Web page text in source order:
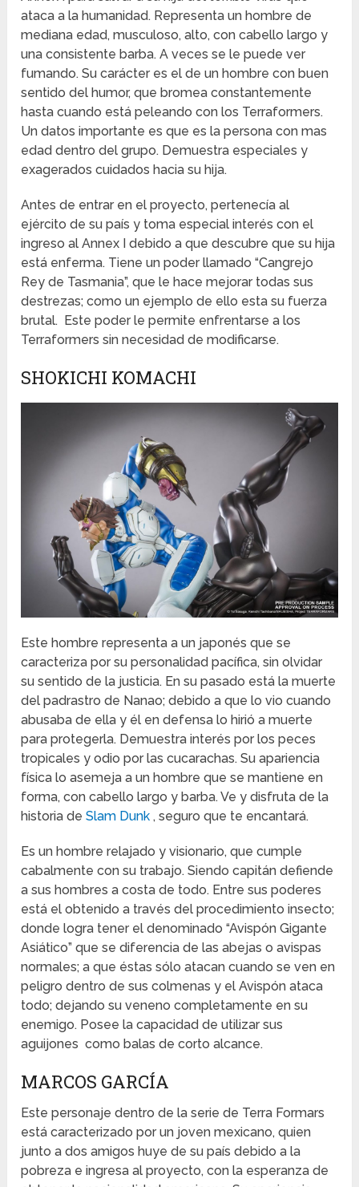
ataca a la humanidad. Representa un hombre de
mediana edad, musculoso, alto, con cabello largo y
una consistente barba. A veces se le puede ver
fumando. Su carácter es el de un hombre con buen
sentido del humor, que bromea constantemente
hasta cuando está peleando con los Terraformers.
Un datos importante es que es la persona con mas
edad dentro del grupo. Demuestra especiales y
exagerados cuidados hacia su hija.
Antes de entrar en el proyecto, pertenecía al
ejército de su país y toma especial interés con el
ingreso al Annex I debido a que descubre que su hija
está enferma. Tiene un poder llamado “Cangrejo
Rey de Tasmania”, que le hace mejorar todas sus
destrezas; como un ejemplo de ello esta su fuerza
brutal. Este poder le permite enfrentarse a los
Terraformers sin necesidad de modificarse.
SHOKICHI KOMACHI
Este hombre representa a un japonés que se
caracteriza por su personalidad pacífica, sin olvidar
su sentido de la justicia. En su pasado está la muerte
del padrastro de Nanao; debido a que lo vio cuando
abusaba de ella y él en defensa lo hirió a muerte
para protegerla. Demuestra interés por los peces
tropicales y odio por las cucarachas. Su apariencia
física lo asemeja a un hombre que se mantiene en
forma, con cabello largo y barba. Ve y disfruta de la
historia deSlam Dunk , seguro que te encantará.
Es un hombre relajado y visionario, que cumple
cabalmente con su trabajo. Siendo capitán defiende
a sus hombres a costa de todo. Entre sus poderes
está el obtenido a través del procedimiento insecto;
donde logra tener el denominado “Avispón Gigante
Asiático” que se diferencia de las abejas o avispas
normales; a que éstas sólo atacan cuando se ven en
peligro dentro de sus colmenas y el Avispón ataca
todo; dejando su veneno completamente en su
enemigo. Posee la capacidad de utilizar sus
aguijones como balas de corto alcance.
MARCOS GARCÍA
Este personaje dentro de la serie de Terra Formars
está caracterizado por un joven mexicano, quien
junto a dos amigos huye de su país debido a la
pobreza e ingresa al proyecto, con la esperanza de